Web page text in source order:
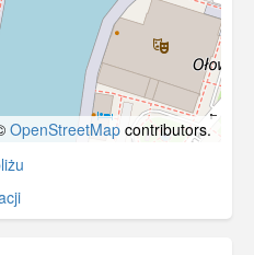
OpenStreetMap contributors.